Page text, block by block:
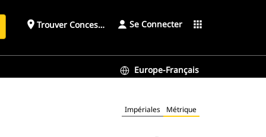
place Trouver ConcessionnaireSe Connecter apps
Europe-Français
Impériales Métrique